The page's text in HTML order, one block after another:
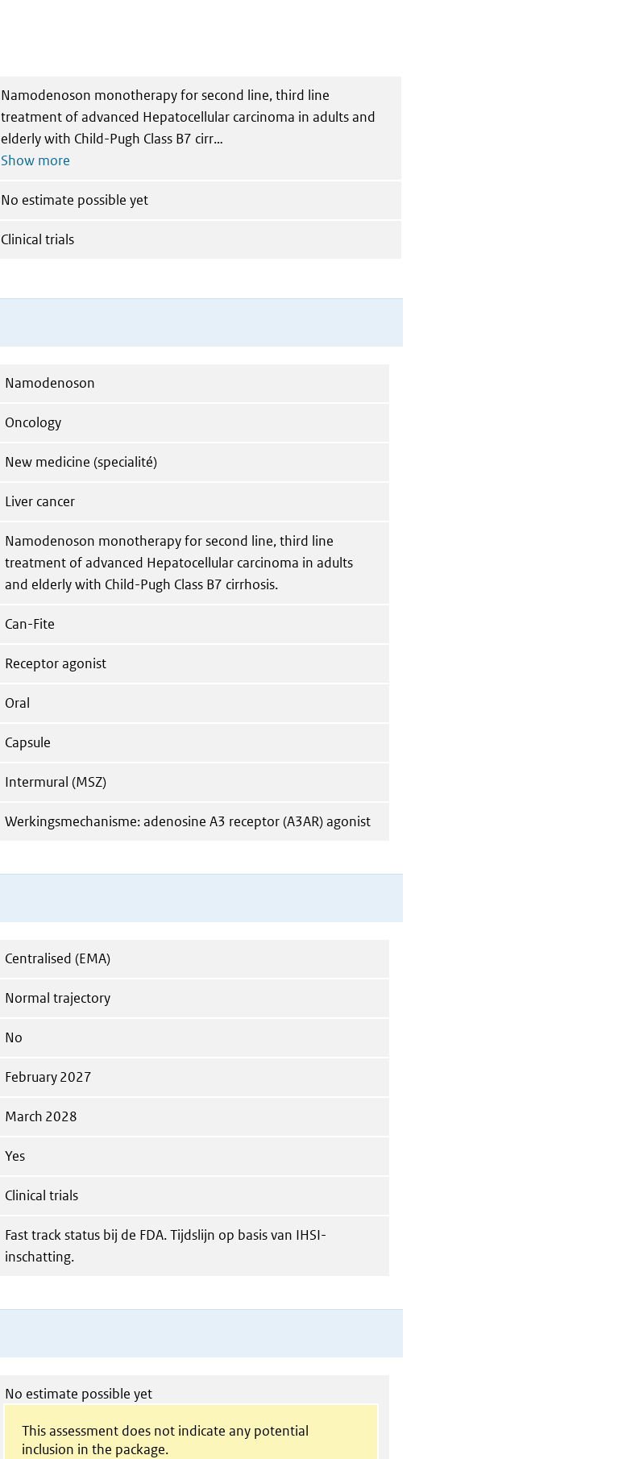
Namodenoson monotherapy for second line, third line
treatment of advanced Hepatocellular carcinoma in adults and
elderly with Child-Pugh Class B7 cirr
No estimate possible yet
Clinical trials
Namodenoson
Oncology
New medicine (specialité)
Liver cancer
Namodenoson monotherapy for second line, third line
treatment of advanced Hepatocellular carcinoma in adults
and elderly with Child-Pugh Class B7 cirrhosis.
Can-Fite
Receptor agonist
Oral
Capsule
Intermural (MSZ)
Werkingsmechanisme: adenosine A3 receptor (A3AR) agonist
Centralised (EMA)
Normal trajectory
No
February 2027
March 2028
Yes
Clinical trials
Fast track status bij de FDA. Tijdslijn op basis van IHSI-
inschatting.
No estimate possible yet
This assessment does not indicate any potential
inclusion in the package.